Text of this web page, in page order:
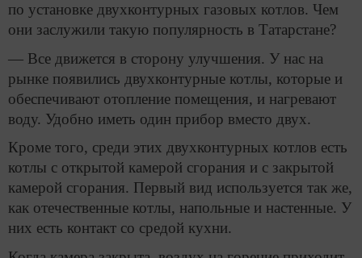
по установке двухконтурных газовых котлов. Чем
они заслужили такую популярность в Татарстане?
— Все движется в сторону улучшения. У нас на
рынке появились двухконтурные котлы, которые и
обеспечивают отопление помещения, и нагревают
воду. Удобно иметь один прибор вместо двух.
Кроме того, среди этих двухконтурных котлов есть
котлы с открытой камерой сгорания и с закрытой
камерой сгорания. Первый вид используется так же,
как отечественные котлы, напольные и настенные. У
них есть контакт со средой кухни.